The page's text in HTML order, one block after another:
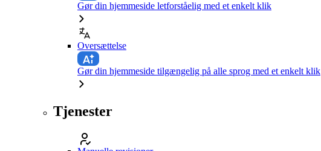
Gør din hjemmeside letforståelig med et enkelt klik
Oversættelse
Gør din hjemmeside tilgængelig på alle sprog med et enkelt klik
Tjenester